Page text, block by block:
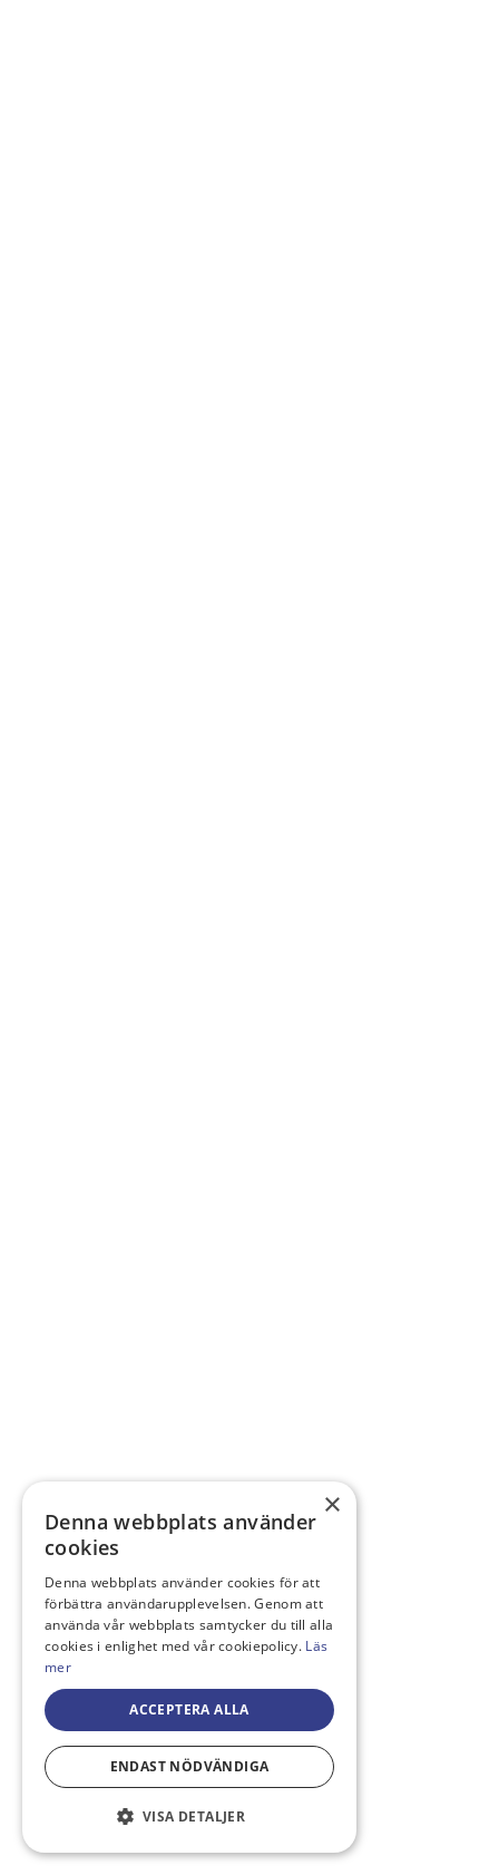
×
Denna webbplats använder
cookies
Denna webbplats använder cookies för att
förbättra användarupplevelsen. Genom att
använda vår webbplats samtycker du till alla
cookies i enlighet med vår cookiepolicy. Läs
mer
ACCEPTERA ALLA
ENDAST NÖDVÄNDIGA
VISA DETALJER